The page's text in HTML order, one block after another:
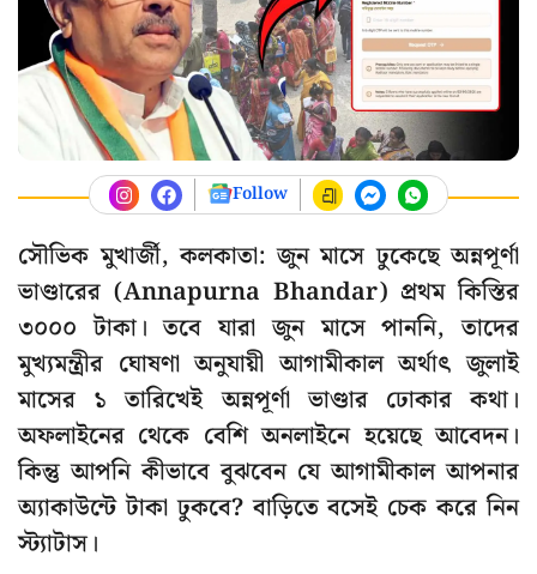
Follow
সৌভিক মুখার্জী, কলকাতা: জুন মাসে ঢুকেছে অন্নপূর্ণা
ভাণ্ডারের (Annapurna Bhandar) প্রথম কিস্তির
৩০০০ টাকা। তবে যারা জুন মাসে পাননি, তাদের
মুখ্যমন্ত্রীর ঘোষণা অনুযায়ী আগামীকাল অর্থাৎ জুলাই
মাসের ১ তারিখেই অন্নপূর্ণা ভাণ্ডার ঢোকার কথা।
অফলাইনের থেকে বেশি অনলাইনে হয়েছে আবেদন।
কিন্তু আপনি কীভাবে বুঝবেন যে আগামীকাল আপনার
অ্যাকাউন্টে টাকা ঢুকবে? বাড়িতে বসেই চেক করে নিন
স্ট্যাটাস।